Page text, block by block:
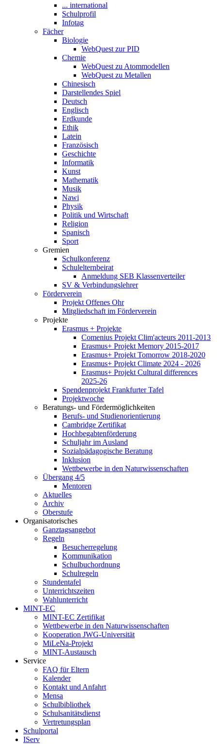
... international
Schulprofil
Infotag
Fächer
Biologie
WebQuest zur PID
Chemie
WebQuest zu Atommodellen
WebQuest zu Metallen
Chinesisch
Darstellendes Spiel
Deutsch
Englisch
Erdkunde
Ethik
Latein
Französisch
Geschichte
Informatik
Kunst
Mathematik
Musik
Nawi
Physik
Politik und Wirtschaft
Religion
Spanisch
Sport
Gremien
Schulkonferenz
Schulelternbeirat
Anmeldung SEB Klassenverteiler
SV & Verbindungslehrer
Förderverein
Projekt Offenes Ohr
Mitgliedschaft im Förderverein
Projekte
Erasmus + Projekte
Comenius Projekt Clim'acteurs 2011-2013
Erasmus+ Projekt Memory 2015-2017
Erasmus+ Projekt Tomorrow 2018-2020
Erasmus+ Projekt Climate 2024 - 2026
Erasmus+ Projekt Cultural differences
2025-26
Spendenprojekt Frankfurter Tafel
Projektwoche
Beratungs- und Fördermöglichkeiten
Berufs- und Studienorientierung
Cambridge Zertifikat
Hochbegabtenförderung
Schuljahr im Ausland
Sozialpädagogische Beratung
Inklusion
Wettbewerbe in den Naturwissenschaften
Übergang 4/5
Mentoren
Aktuelles
Archiv
Oberstufe
Organisatorisches
Ganztagsangebot
Regeln
Besucherregelung
Kommunikation
Schulbuchordnung
Schulregeln
Stundentafel
Unterrichtszeiten
Wahlunterricht
MINT-EC
MINT-EC Zertifikat
Wettbewerbe in den Naturwissenschaften
Kooperation JWG-Universität
MiLeNa-Projekt
MINT-Austausch
Service
FAQ für Eltern
Kalender
Kontakt und Anfahrt
Mensa
Schulbibliothek
Schulsanitätsdienst
Vertretungsplan
Schulportal
IServ